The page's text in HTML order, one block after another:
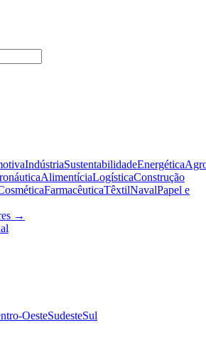
IndústriaSustentabilidadeEnergética
AlimentíciaLogísticaConstrução
FarmacêuticaTêxtilNavalPapel e
→
OesteSudesteSul